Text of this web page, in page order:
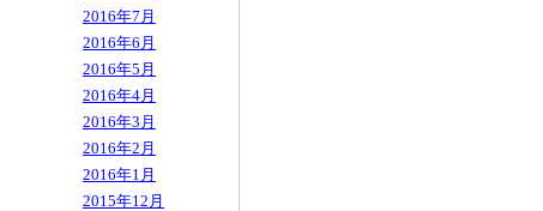
2016年7月
2016年6月
2016年5月
2016年4月
2016年3月
2016年2月
2016年1月
2015年12月